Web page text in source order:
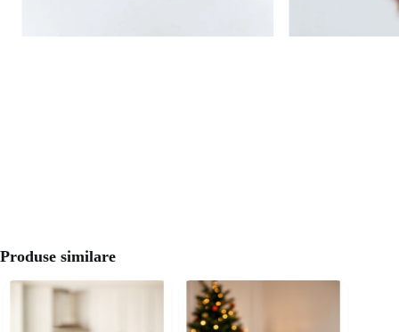
Produse similare